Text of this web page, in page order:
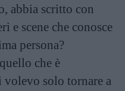
abbia scritto con
e scene che conosce
persona?
che è
volevo solo tornare a